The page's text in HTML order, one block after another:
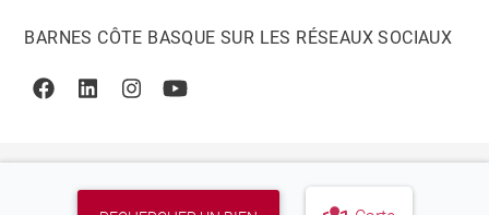
BARNES CÔTE BASQUE SUR LES RÉSEAUX SOCIAUX
FacebookLinkedinInstagramYoutube